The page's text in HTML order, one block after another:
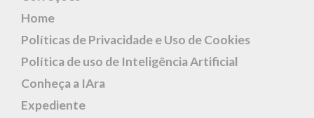
Home
Políticas de Privacidade e Uso de Cookies
Política de uso de Inteligência Artificial
Conheça a IAra
Expediente